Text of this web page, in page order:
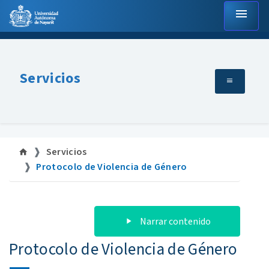
menu
Servicios
Servicios
Protocolo de Violencia de Género
Narrar contenido
Protocolo de Violencia de Género